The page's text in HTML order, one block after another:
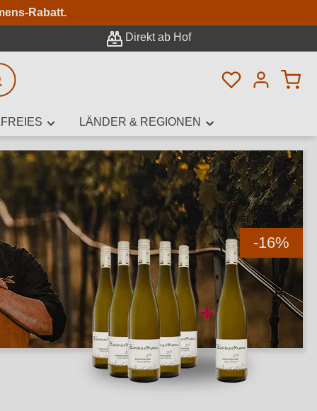
Rabatt.
Direkt ab Hof
Du hast 0
LÄNDER & REGIONEN
-16%
Suche